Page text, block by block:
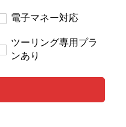
電子マネー対応
ツーリング専用プラ
ンあり